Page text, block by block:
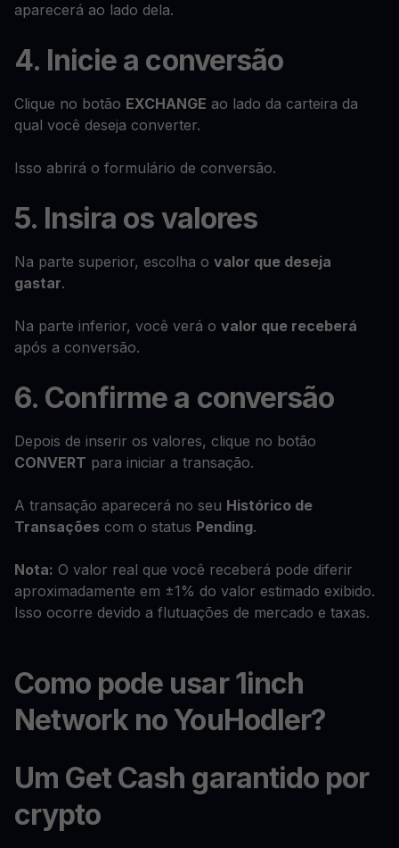
aparecerá ao lado dela.
4. Inicie a conversão
Clique no botão EXCHANGE ao lado da carteira da
qual você deseja converter.
Isso abrirá o formulário de conversão.
5. Insira os valores
Na parte superior, escolha o valor que deseja
gastar.
Na parte inferior, você verá o valor que receberá
após a conversão.
6. Confirme a conversão
Depois de inserir os valores, clique no botão
CONVERT para iniciar a transação.
A transação aparecerá no seu Histórico de
Transações com o status Pending.
Nota: O valor real que você receberá pode diferir
aproximadamente em ±1% do valor estimado exibido.
Isso ocorre devido a flutuações de mercado e taxas.
Como pode usar 1inch
Network no YouHodler?
Um Get Cash garantido por
crypto